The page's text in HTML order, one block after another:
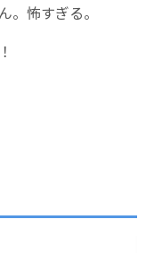
。怖すぎる。